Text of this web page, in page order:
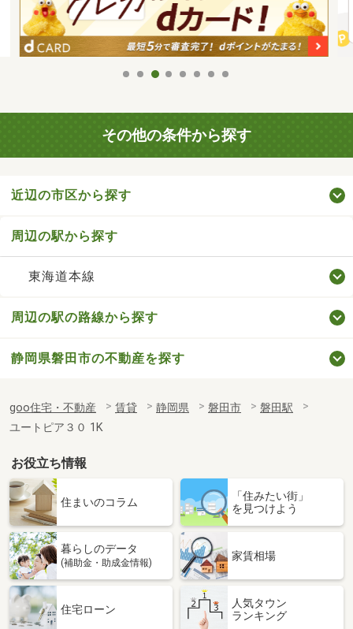
その他の条件から探す
近辺の市区から探す
周辺の駅から探す
東海道本線
周辺の駅の路線から探す
静岡県磐田市の不動産を探す
goo住宅・不動産 賃貸 静岡県 磐田市
磐田駅
ユートピア３０ 1K
お役立ち情報
住まいのコラム
「住みたい街」
を見つけよう
暮らしのデータ
(補助金・助成金情報)
家賃相場
住宅ローン
人気タウン
ランキング